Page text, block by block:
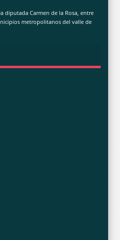
diputada Carmen de la Rosa, entre
metropolitanos del valle de